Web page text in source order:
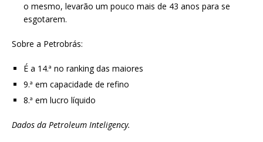
o mesmo, levarão um pouco mais de 43 anos para se
esgotarem.
Sobre a Petrobrás:
É a 14.ª no ranking das maiores
9.ª em capacidade de refino
8.ª em lucro líquido
Dados da Petroleum Inteligency.